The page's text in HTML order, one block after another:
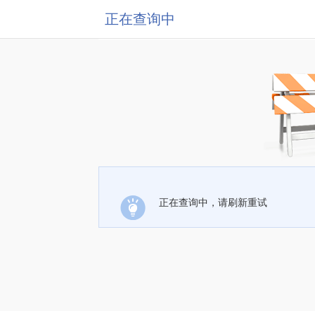
正在查询中
正在查询中，请刷新重试